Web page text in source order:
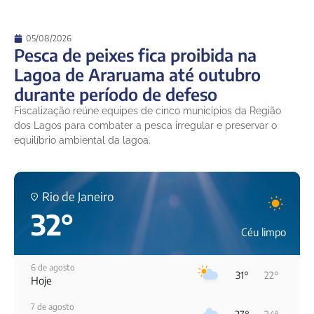
05/08/2026
Pesca de peixes fica proibida na
Lagoa de Araruama até outubro
durante período de defeso
Fiscalização reúne equipes de cinco municípios da Região
dos Lagos para combater a pesca irregular e preservar o
equilíbrio ambiental da lagoa.
Rio de Janeiro
32° Céu limpo
6 de agosto
Hoje 31° 22°
7 de agosto